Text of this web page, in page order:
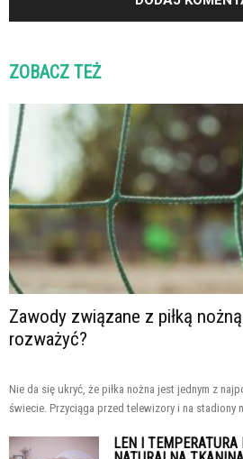
ZOBACZ TEŻ
Zawody związane z piłką
rozważyć?
Nie da się ukryć, że piłka nożna jest jednym z
świecie. Przyciąga przed telewizory i na stadiony
LEN I